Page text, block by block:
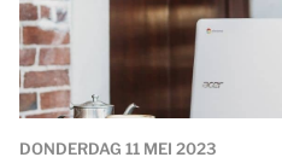
DONDERDAG 11 MEI 2023